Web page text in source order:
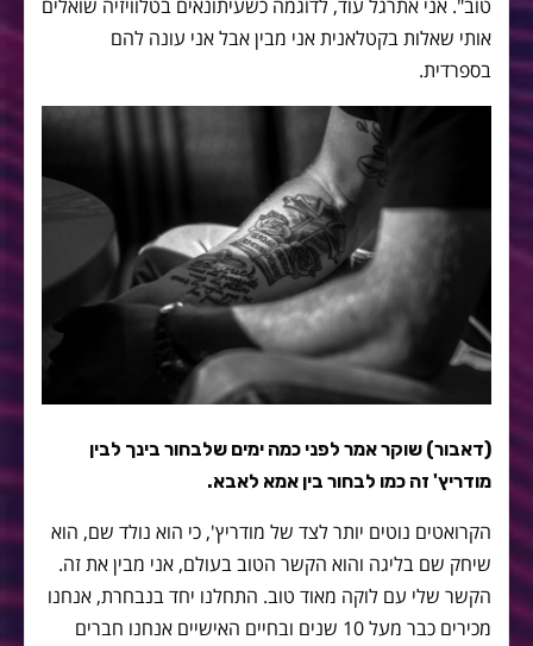
טוב". אני אתרגל עוד, לדוגמה כשעיתונאים בטלוויזיה שואלים
אותי שאלות בקטלאנית אני מבין אבל אני עונה להם
בספרדית.
(דאבור) שוקר אמר לפני כמה ימים שלבחור בינך לבין
מודריץ' זה כמו לבחור בין אמא לאבא.
הקרואטים נוטים יותר לצד של מודריץ', כי הוא נולד שם, הוא
שיחק שם בליגה והוא הקשר הטוב בעולם, אני מבין את זה.
הקשר שלי עם לוקה מאוד טוב. התחלנו יחד בנבחרת, אנחנו
מכירים כבר מעל 10 שנים ובחיים האישיים אנחנו חברים